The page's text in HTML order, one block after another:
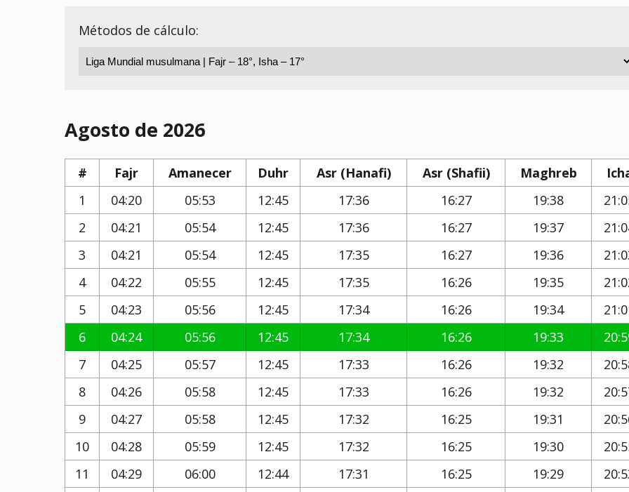
Métodos de cálculo:
Agosto de 2026
# Fajr Amanecer Duhr Asr (Hanafi) Asr (Shafii) Maghreb
1
04:20 05:53 12:45 17:36 16:27 19:38
2
04:21 05:54 12:45 17:36 16:27 19:37
3
04:21 05:54 12:45 17:35 16:27 19:36
4
04:22 05:55 12:45 17:35 16:26 19:35
5
04:23 05:56 12:45 17:34 16:26 19:34
6
04:24 05:56 12:45 17:34 16:26 19:33
7
04:25 05:57 12:45 17:33 16:26 19:32
8
04:26 05:58 12:45 17:33 16:26 19:32
9
04:27 05:58 12:45 17:32 16:25 19:31
10
04:28 05:59 12:45 17:32 16:25 19:30
11
04:29 06:00 12:44 17:31 16:25 19:29